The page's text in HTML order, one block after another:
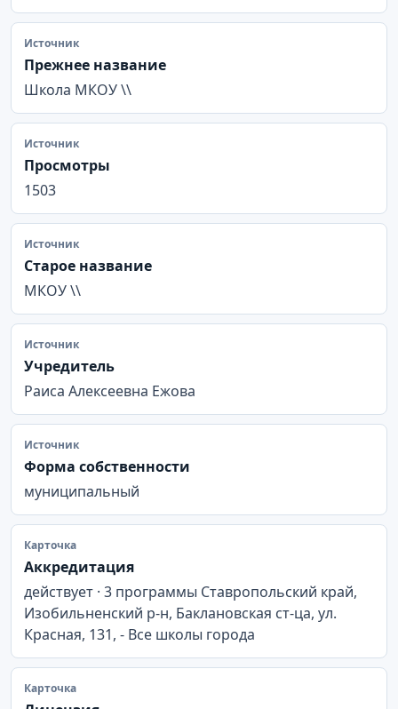
Источник
Прежнее название
Школа МКОУ \\
Источник
Просмотры
1503
Источник
Старое название
МКОУ \\
Источник
Учредитель
Раиса Алексеевна Ежова
Источник
Форма собственности
муниципальный
Карточка
Аккредитация
действует · 3 программы Ставропольский край,
Изобильненский р-н, Баклановская ст-ца, ул.
Красная, 131, - Все школы города
Карточка